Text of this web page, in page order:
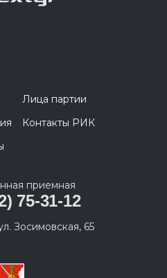
Лица партии
Контакты РИК
приемная
75-31-12
Зосимовская, 65